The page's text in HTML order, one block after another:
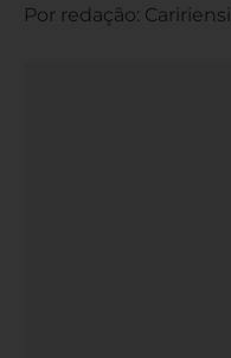
Por redação: Caririensi.